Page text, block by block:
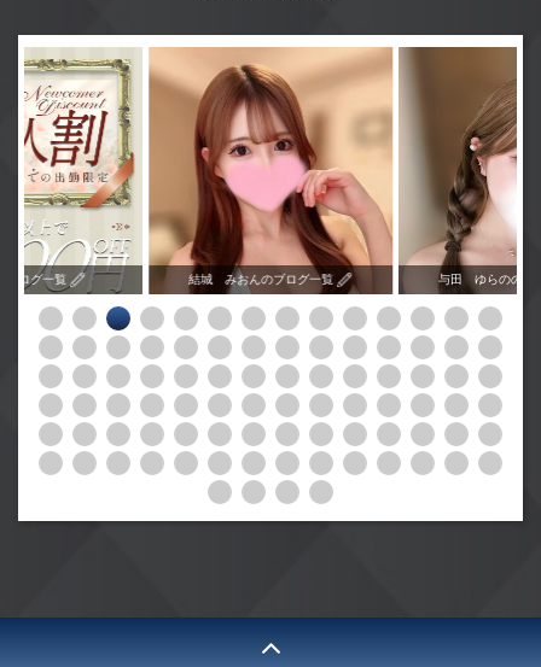
ブログ一覧 結城 みおんのブログ一覧 与田 ゆらののブ